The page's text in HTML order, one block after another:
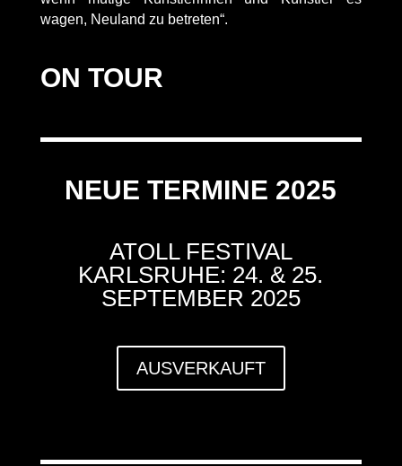
wagen, Neuland zu betreten“.
ON TOUR
NEUE TERMINE 2025
ATOLL FESTIVAL
KARLSRUHE: 24. & 25.
SEPTEMBER 2025
AUSVERKAUFT